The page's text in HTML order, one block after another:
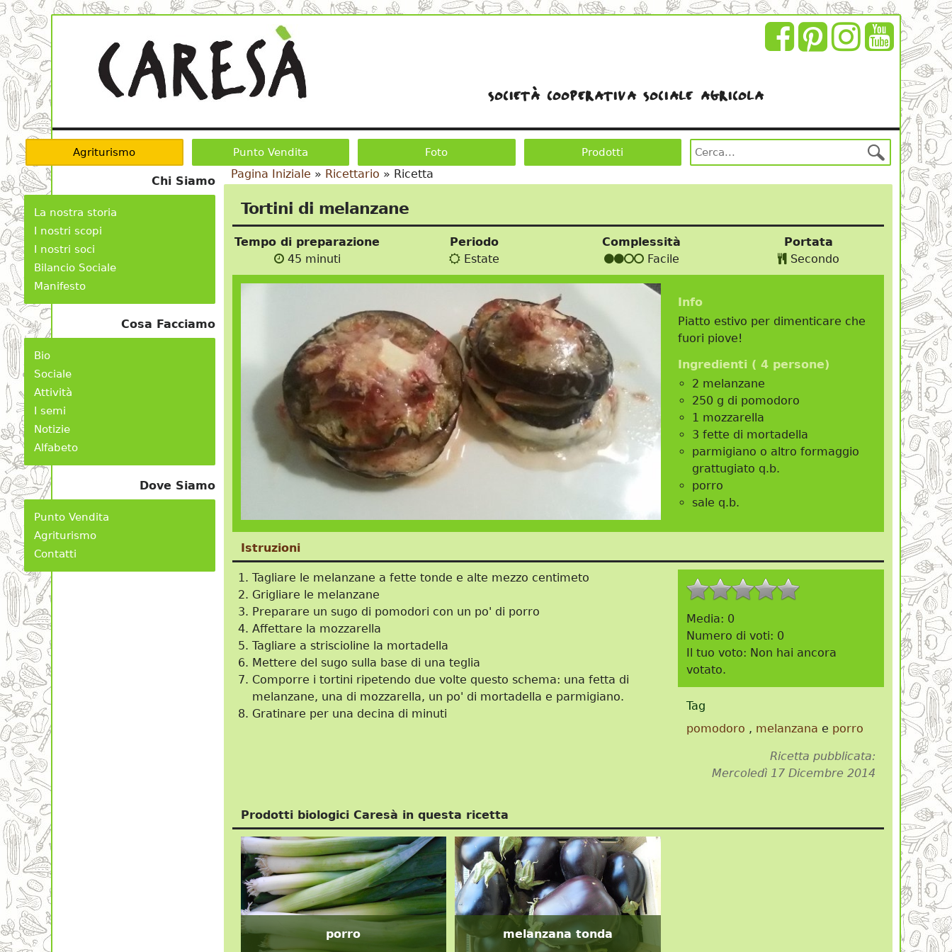
società cooperativa sociale agricola
Agriturismo Punto Vendita Foto Prodotti
Chi Siamo
La nostra storia
I nostri scopi
I nostri soci
Bilancio Sociale
Manifesto
Cosa Facciamo
Bio
Sociale
Attività
I semi
Notizie
Alfabeto
Dove Siamo
Punto Vendita
Agriturismo
Contatti
Pagina Iniziale » Ricettario » Ricetta
Tortini di melanzane
Tempo di preparazione
45 minuti
Periodo
Estate
Complessità
Facile
Portata
Secondo
Info
Piatto estivo per dimenticare che
fuori piove!
Ingredienti (4 persone)
2 melanzane
250 g di pomodoro
1 mozzarella
3 fette di mortadella
parmigiano o altro formaggio
grattugiato q.b.
porro
sale q.b.
Istruzioni
Tagliare le melanzane a fette tonde e alte mezzo centimeto
Grigliare le melanzane
Preparare un sugo di pomodori con un po' di porro
Affettare la mozzarella
Tagliare a striscioline la mortadella
Mettere del sugo sulla base di una teglia
Comporre i tortini ripetendo due volte questo schema: una fetta di
melanzane, una di mozzarella, un po' di mortadella e parmigiano.
Gratinare per una decina di minuti
Media: 0
Numero di voti: 0
Il tuo voto: Non hai ancora
votato.
Tag
pomodoro , melanzana e porro
Ricetta pubblicata:
Mercoledì 17 Dicembre 2014
Prodotti biologici Caresà in questa ricetta
porro melanzana tonda